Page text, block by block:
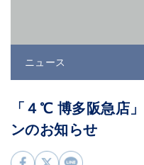
ニュース
「４℃ 博多阪急店
ンのお知らせ